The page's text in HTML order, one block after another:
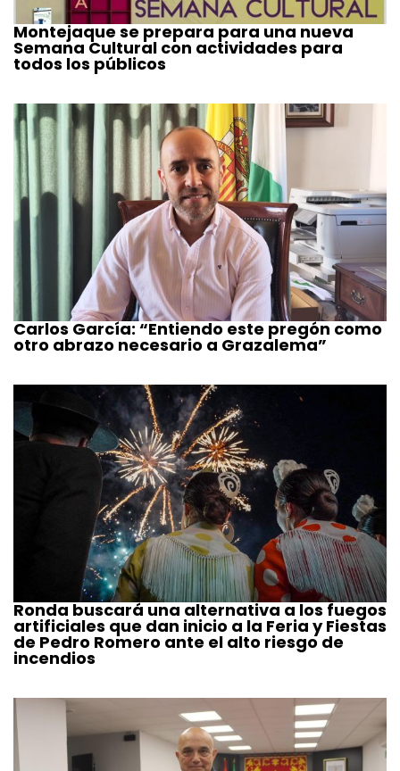
Montejaque se prepara para una nueva
Semana Cultural con actividades para
todos los públicos
Carlos García: “Entiendo este pregón como
otro abrazo necesario a Grazalema”
Ronda buscará una alternativa a los fuegos
artificiales que dan inicio a la Feria y Fiestas
de Pedro Romero ante el alto riesgo de
incendios